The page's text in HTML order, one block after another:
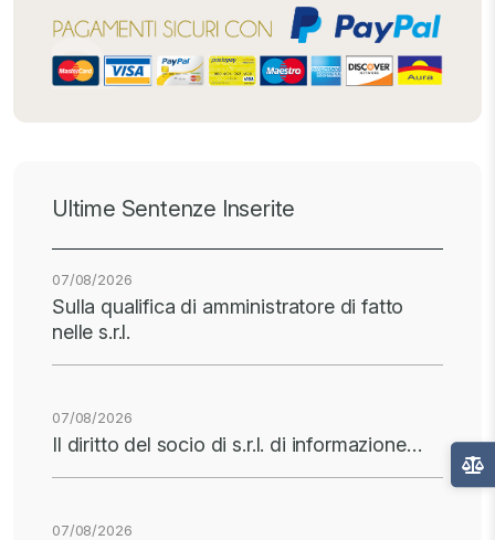
Ultime Sentenze Inserite
07/08/2026
Sulla qualifica di amministratore di fatto
nelle s.r.l.
07/08/2026
Il diritto del socio di s.r.l. di informazione…
07/08/2026